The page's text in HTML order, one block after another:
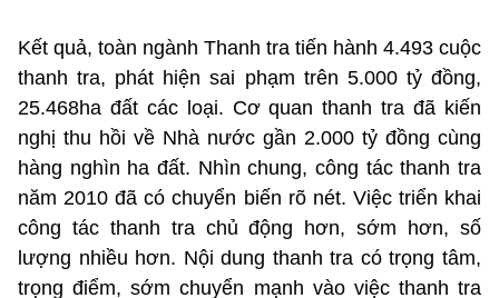
Kết quả, toàn ngành Thanh tra tiến hành 4.493 cuộc
thanh tra, phát hiện sai phạm trên 5.000 tỷ đồng,
25.468ha đất các loại. Cơ quan thanh tra đã kiến
nghị thu hồi về Nhà nước gần 2.000 tỷ đồng cùng
hàng nghìn ha đất. Nhìn chung, công tác thanh tra
năm 2010 đã có chuyển biến rõ nét. Việc triển khai
công tác thanh tra chủ động hơn, sớm hơn, số
lượng nhiều hơn. Nội dung thanh tra có trọng tâm,
trọng điểm, sớm chuyển mạnh vào việc thanh tra